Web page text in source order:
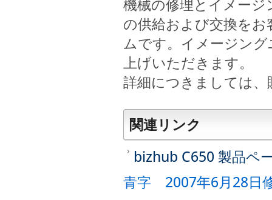
機械の修理とイメー
の供給および交換を
ムです。イメージン
上げいただきます。
詳細につきましては
関連リンク
bizhub C650 製品ペ
青字 2007年6月28日